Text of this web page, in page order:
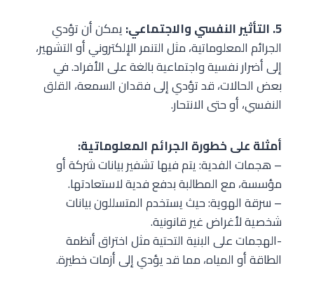
5. التأثير النفسي والاجتماعي:
يمكن أن تؤدي
الجرائم المعلوماتية، مثل التنمر الإلكتروني أو التشهير،
إلى أضرار نفسية واجتماعية بالغة على الأفراد. في
بعض الحالات، قد تؤدي إلى فقدان السمعة، القلق
النفسي، أو حتى الانتحار.
أمثلة على خطورة الجرائم المعلوماتية:
– هجمات الفدية: يتم فيها تشفير بيانات شركة أو
مؤسسة، مع المطالبة بدفع فدية لاستعادتها.
– سرقة الهوية: حيث يستخدم المتسللون بيانات
شخصية لأغراض غير قانونية.
-الهجمات على البنية التحتية مثل اختراق أنظمة
الطاقة أو المياه، مما قد يؤدي إلى أزمات خطيرة.